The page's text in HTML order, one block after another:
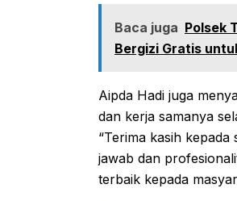
Baca juga Polsek
Bergizi Gratis
Aipda Hadi juga
dan kerja samanya
“Terima kasih
jawab dan
terbaik kepada